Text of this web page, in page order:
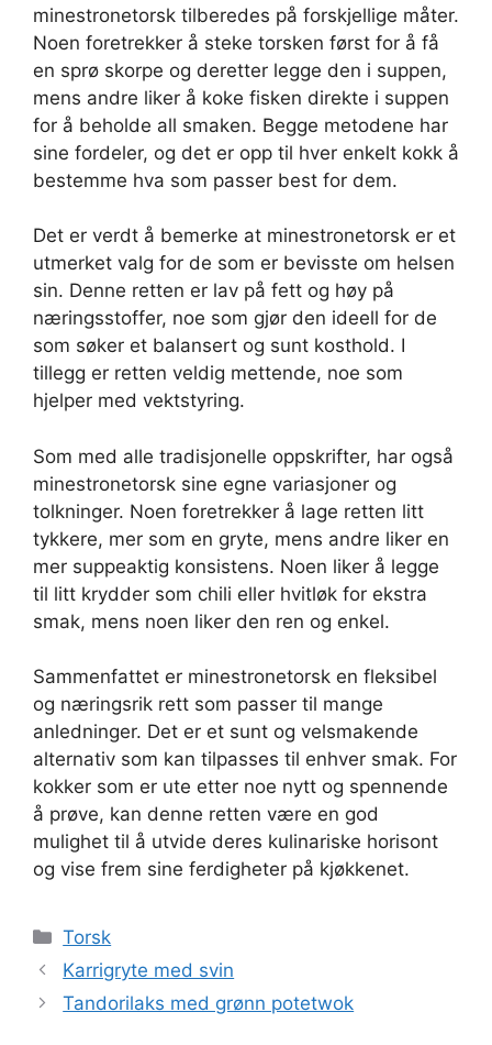
minestronetorsk tilberedes på forskjellige måter.
Noen foretrekker å steke torsken først for å få
en sprø skorpe og deretter legge den i suppen,
mens andre liker å koke fisken direkte i suppen
for å beholde all smaken. Begge metodene har
sine fordeler, og det er opp til hver enkelt kokk å
bestemme hva som passer best for dem.
Det er verdt å bemerke at minestronetorsk er et
utmerket valg for de som er bevisste om helsen
sin. Denne retten er lav på fett og høy på
næringsstoffer, noe som gjør den ideell for de
som søker et balansert og sunt kosthold. I
tillegg er retten veldig mettende, noe som
hjelper med vektstyring.
Som med alle tradisjonelle oppskrifter, har også
minestronetorsk sine egne variasjoner og
tolkninger. Noen foretrekker å lage retten litt
tykkere, mer som en gryte, mens andre liker en
mer suppeaktig konsistens. Noen liker å legge
til litt krydder som chili eller hvitløk for ekstra
smak, mens noen liker den ren og enkel.
Sammenfattet er minestronetorsk en fleksibel
og næringsrik rett som passer til mange
anledninger. Det er et sunt og velsmakende
alternativ som kan tilpasses til enhver smak. For
kokker som er ute etter noe nytt og spennende
å prøve, kan denne retten være en god
mulighet til å utvide deres kulinariske horisont
og vise frem sine ferdigheter på kjøkkenet.
Kategorier
Torsk
Karrigryte med svin
Tandorilaks med grønn potetwok